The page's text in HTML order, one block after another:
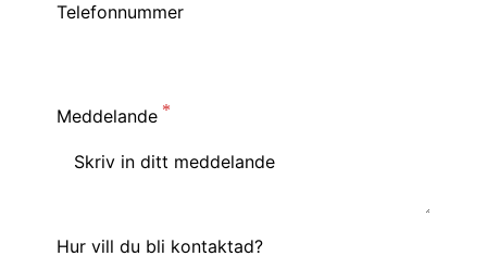
Telefonnummer
Meddelande
Hur vill du bli kontaktad?